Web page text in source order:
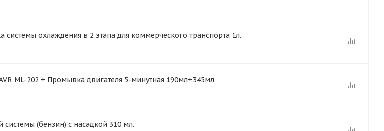
системы охлаждения в 2 этапа для коммерческого транспорта 1л.
ML-202 + Промывка двигателя 5-минутная 190мл+345мл
системы (бензин) с насадкой 310 мл.